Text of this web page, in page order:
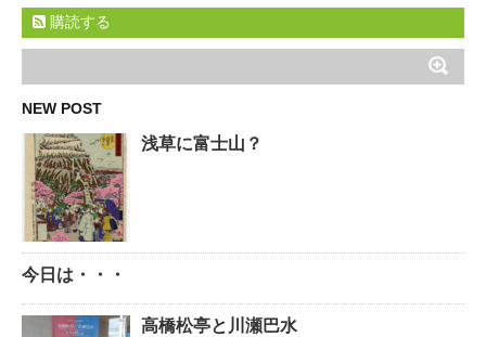
購読する
NEW POST
浅草に富士山？
今日は・・・
高橋松亭と川瀬巴水